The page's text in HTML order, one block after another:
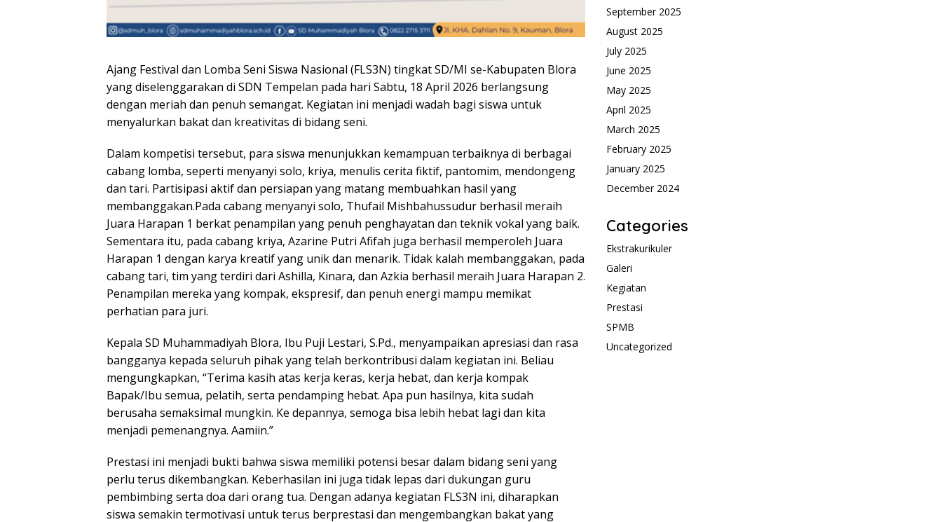
Ajang Festival dan Lomba Seni Siswa Nasional (FLS3N) tingkat SD/MI se-Kabupaten Blora
yang diselenggarakan di SDN Tempelan pada hari Sabtu, 18 April 2026 berlangsung
dengan meriah dan penuh semangat. Kegiatan ini menjadi wadah bagi siswa untuk
menyalurkan bakat dan kreativitas di bidang seni.
Dalam kompetisi tersebut, para siswa menunjukkan kemampuan terbaiknya di berbagai
cabang lomba, seperti menyanyi solo, kriya, menulis cerita fiktif, pantomim, mendongeng
dan tari. Partisipasi aktif dan persiapan yang matang membuahkan hasil yang
membanggakan.Pada cabang menyanyi solo, Thufail Mishbahussudur berhasil meraih
Juara Harapan 1 berkat penampilan yang penuh penghayatan dan teknik vokal yang baik.
Sementara itu, pada cabang kriya, Azarine Putri Afifah juga berhasil memperoleh Juara
Harapan 1 dengan karya kreatif yang unik dan menarik. Tidak kalah membanggakan, pada
cabang tari, tim yang terdiri dari Ashilla, Kinara, dan Azkia berhasil meraih Juara Harapan 2.
Penampilan mereka yang kompak, ekspresif, dan penuh energi mampu memikat
perhatian para juri.
Kepala SD Muhammadiyah Blora, Ibu Puji Lestari, S.Pd., menyampaikan apresiasi dan rasa
bangganya kepada seluruh pihak yang telah berkontribusi dalam kegiatan ini. Beliau
mengungkapkan, “Terima kasih atas kerja keras, kerja hebat, dan kerja kompak
Bapak/Ibu semua, pelatih, serta pendamping hebat. Apa pun hasilnya, kita sudah
berusaha semaksimal mungkin. Ke depannya, semoga bisa lebih hebat lagi dan kita
menjadi pemenangnya. Aamiin.”
Prestasi ini menjadi bukti bahwa siswa memiliki potensi besar dalam bidang seni yang
perlu terus dikembangkan. Keberhasilan ini juga tidak lepas dari dukungan guru
pembimbing serta doa dari orang tua. Dengan adanya kegiatan FLS3N ini, diharapkan
siswa semakin termotivasi untuk terus berprestasi dan mengembangkan bakat yang
September 2025
August 2025
July 2025
June 2025
May 2025
April 2025
March 2025
February 2025
January 2025
December 2024
Categories
Ekstrakurikuler
Galeri
Kegiatan
Prestasi
SPMB
Uncategorized